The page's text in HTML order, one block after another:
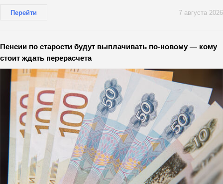
Перейти 7 августа 2026
Пенсии по старости будут выплачивать по-новому — кому
стоит ждать перерасчета